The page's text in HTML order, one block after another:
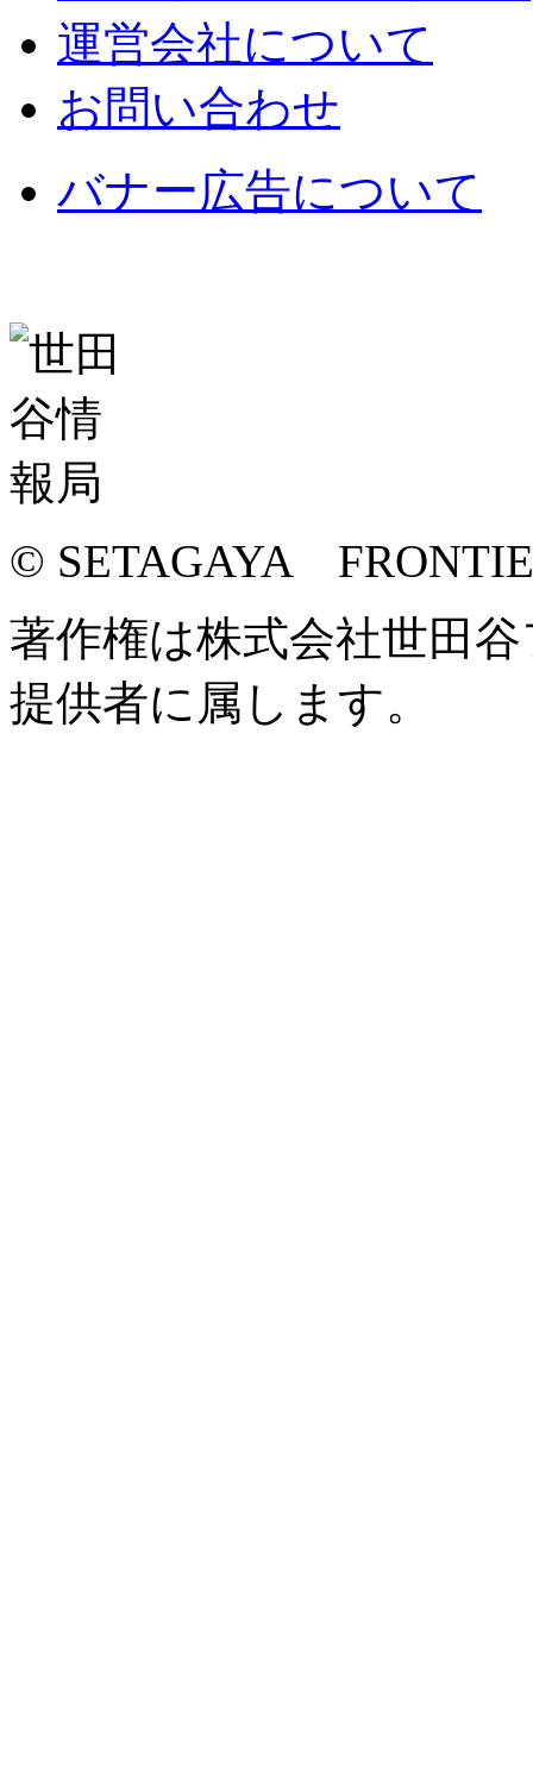
運営会社について
お問い合わせ
バナー広告について
© SETAGAYA
著作権は株式会社世田
提供者に属します。